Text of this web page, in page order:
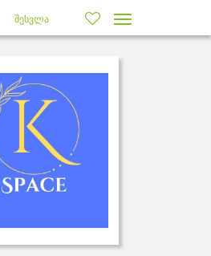
შესვლა